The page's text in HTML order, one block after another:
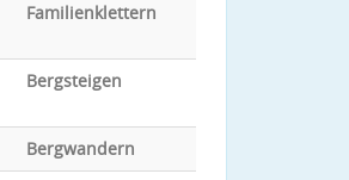
Familienklettern
Bergsteigen
Bergwandern